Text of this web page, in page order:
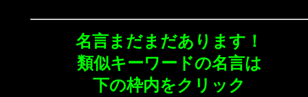
名言まだまだあります！
類似キーワードの名言は
下の枠内をクリック